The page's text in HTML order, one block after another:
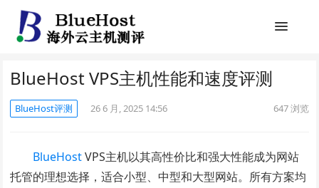
BlueHost VPS主机性能和速度评测
BlueHost评测 26 6 月, 2025 14:56 647浏览
BlueHostVPS主机以其高性价比和强大性能成为网站
托管的理想选择，适合小型、中型和大型网站。所有方案均